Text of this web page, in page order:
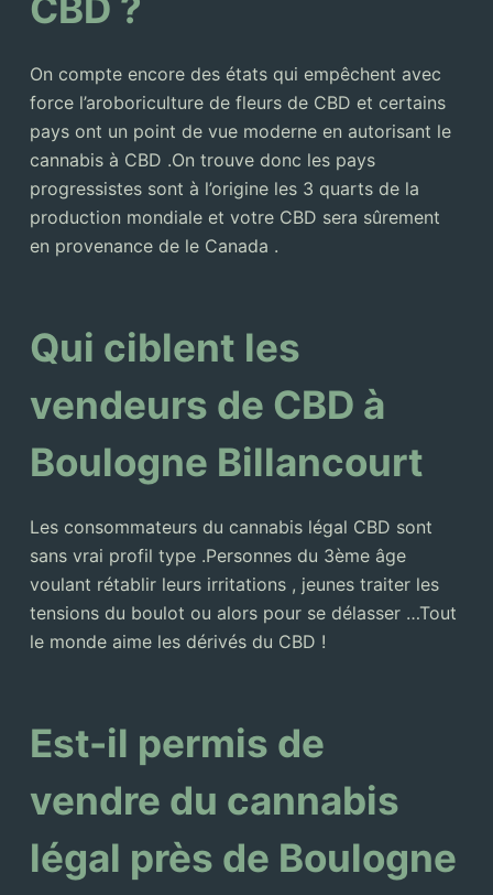
On compte encore des états qui empêchent avec
force l’aroboriculture de fleurs de CBD et certains
pays ont un point de vue moderne en autorisant le
cannabis à CBD .On trouve donc les pays
progressistes sont à l’origine les 3 quarts de la
production mondiale et votre CBD sera sûrement
en provenance de le Canada .
Qui ciblent les
vendeurs de CBD à
Boulogne Billancourt
Les consommateurs du cannabis légal CBD sont
sans vrai profil type .Personnes du 3ème âge
voulant rétablir leurs irritations , jeunes traiter les
tensions du boulot ou alors pour se délasser …Tout
le monde aime les dérivés du CBD !
Est-il permis de
vendre du cannabis
légal près de Boulogne